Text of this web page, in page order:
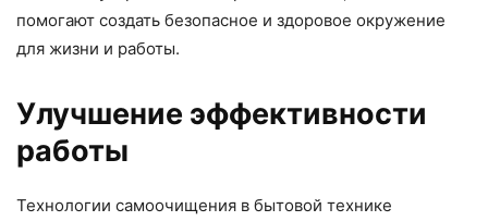
помогают создать безопасное и здоровое окружение
для жизни и работы.
Улучшение эффективности
работы
Технологии самоочищения в бытовой технике